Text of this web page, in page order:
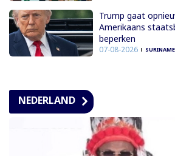
Trump gaat
Amerikaans
beperken
07-08-2026
NEDERLAND